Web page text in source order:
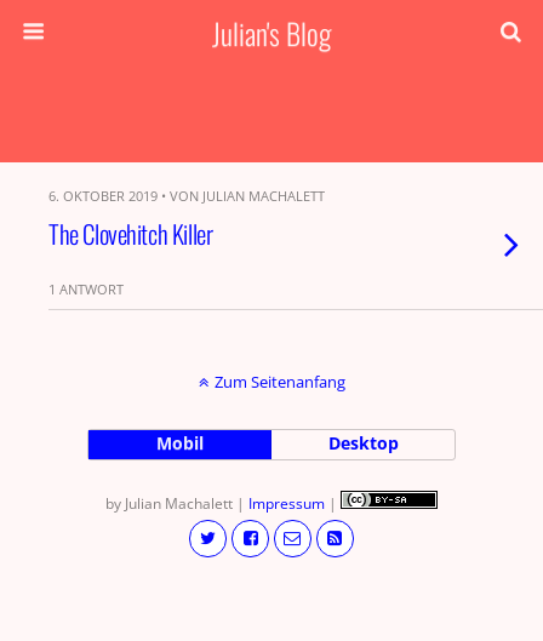
Julian's Blog
6. OKTOBER 2019 • VON JULIAN MACHALETT
The Clovehitch Killer
1 ANTWORT
Zum Seitenanfang
Mobil Desktop
by Julian Machalett | Impressum |